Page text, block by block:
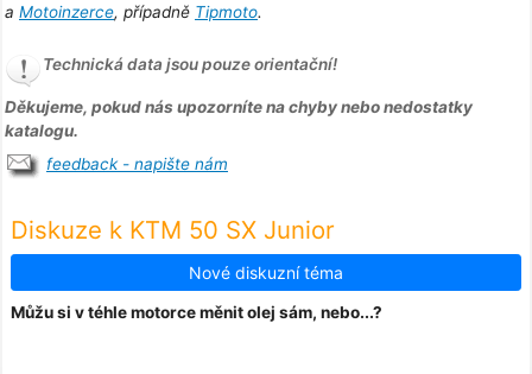
a Motoinzerce, případně Tipmoto.
Technická data jsou pouze orientační!
Děkujeme, pokud nás upozorníte na chyby nebo nedostatky
katalogu.
feedback - napište nám
Diskuze k KTM 50 SX Junior
Nové diskuzní téma
Můžu si v téhle motorce měnit olej sám, nebo...?